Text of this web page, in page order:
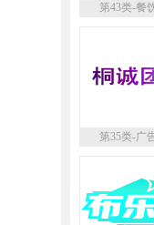
第43类-餐
第35类-广